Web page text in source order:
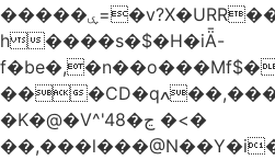
�����ۑ=�v?X�URR���qbs�@�k��-
h����s�$�H�iǞ-
���CD�qߍ��,���c���=NT��"�Ρ�P�4���J�9HL��X�'�V? 1�fxrx�����Q���MU:�����3�Ħ�A���8)Z�^��$>�#�E��[�d<����6��%
�K�@�V^'4ڃ�8 �<�